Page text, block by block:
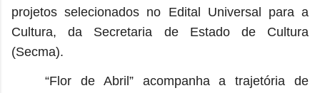
projetos selecionados no Edital Universal para a
Cultura, da Secretaria de Estado de Cultura
(Secma).
“Flor de Abril” acompanha a trajetória de